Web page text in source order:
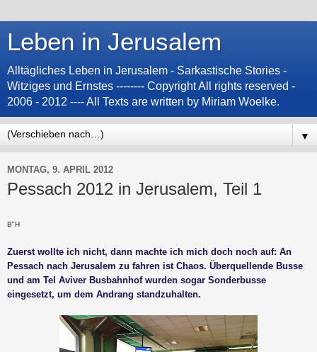
Leben in Jerusalem
Alltägliches Leben in Jerusalem - Sarkastische Stories -
Witziges und Ernstes -------- Copyright All rights reserved -
2006 - 2012 ---- All Texts are written by Miriam Woelke.
▼
MONTAG, 9. APRIL 2012
Pessach 2012 in Jerusalem, Teil 1
B"H
Zuerst wollte ich nicht, dann machte ich mich doch noch auf: An
Pessach nach Jerusalem zu fahren ist Chaos. Überquellende Busse
und am Tel Aviver Busbahnhof wurden sogar Sonderbusse
eingesetzt, um dem Andrang standzuhalten.